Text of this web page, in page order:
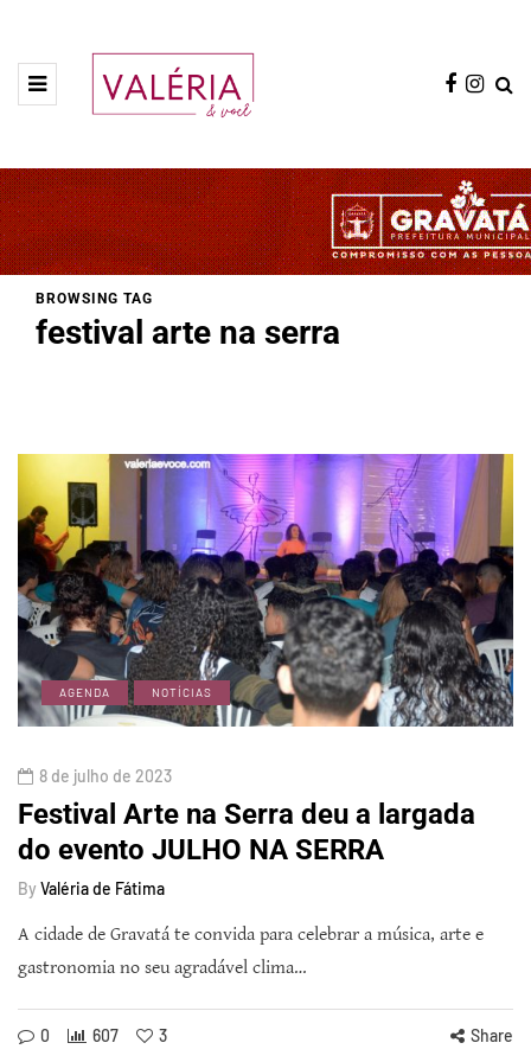
BROWSING TAG
festival arte na serra
AGENDA NOTÍCIAS
8 de julho de 2023
Festival Arte na Serra deu a largada
do evento JULHO NA SERRA
By Valéria de Fátima
A cidade de Gravatá te convida para celebrar a música, arte e
gastronomia no seu agradável clima…
0 607 3 Share